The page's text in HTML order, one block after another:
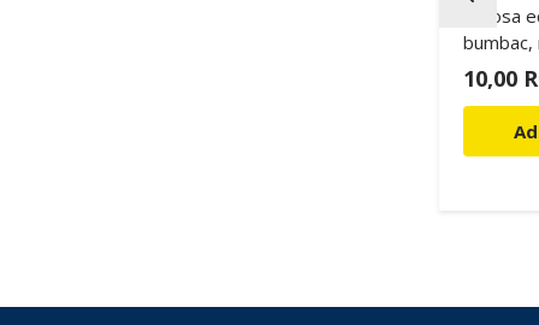
Sacosa
bumbac,
10,00